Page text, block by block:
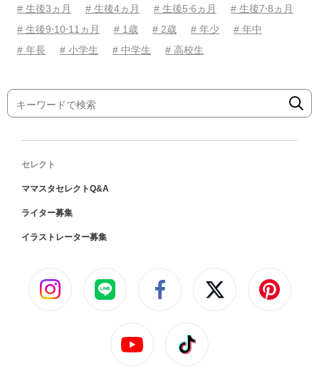
# 生後3ヵ月
# 生後4ヵ月 # 生後5⋅6ヵ月
# 生後7⋅8ヵ月
# 生後9⋅10⋅11ヵ月
# 1歳 # 2歳 # 年少
# 年中
# 年長
# 小学生 # 中学生 # 高校生
セレクト
ママスタセレクトQ&A
ライター募集
イラストレーター募集